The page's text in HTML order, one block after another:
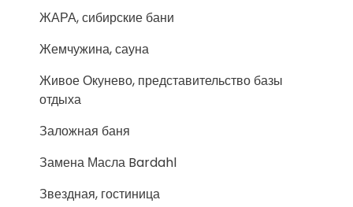
ЖАРА, сибирские бани
Жемчужина, сауна
Живое Окунево, представительство базы
отдыха
Заложная баня
Замена Масла Bardahl
Звездная, гостиница